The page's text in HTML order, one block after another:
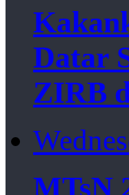
Datar
ZIRB
MTsN